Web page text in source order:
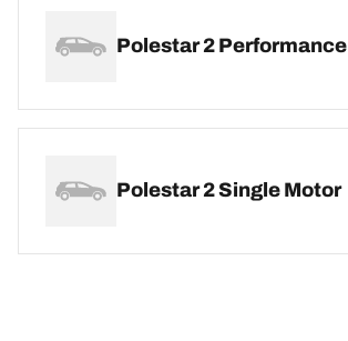
Polestar 2 Performance
Polestar 2 Single Motor